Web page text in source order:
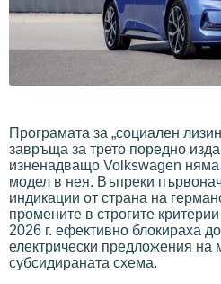
Програмата за „социален
завръща за трето поредно
изненадващо Volkswagen няма
модел в нея. Въпреки
индикации от страна на
промените в строгите
2026 г. ефективно блокираха
електрически предложения на
субсидираната схема.